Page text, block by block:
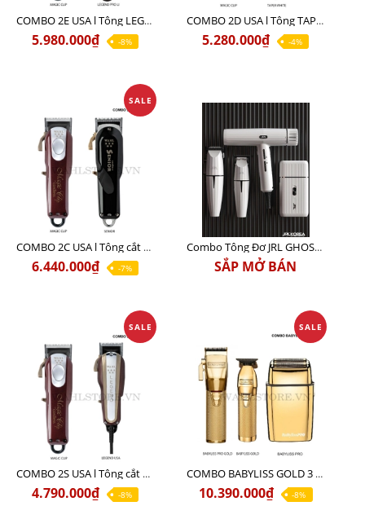
COMBO 2E USA l Tông LEGEND PRO LI + Tông MAGIC CLIP
5.980.000₫ -8%
COMBO 2D USA l Tông TAPER WHITE + Tông MAGIC CLIP
5.280.000₫ -4%
SALE
COMBO 2C USA l Tông cắt Senior + Tông cắt Magic clip
6.440.000₫ -7%
Combo Tông Đơ JRL GHOST 3 Limited Edition Chính Hãng USA
SẮP MỞ BÁN
SALE
COMBO 2S USA l Tông cắt LEGEND USA CÓ DÂY 220V + Tông pin MAGIC CLIP
4.790.000₫ -8%
SALE
COMBO BABYLISS GOLD 3 cao cấp chính hãng
10.390.000₫ -8%